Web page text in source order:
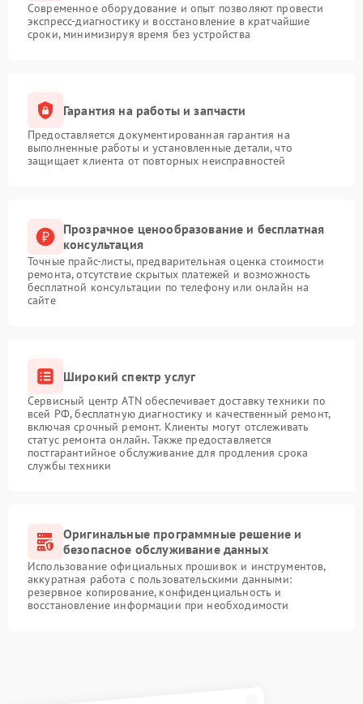
Современное оборудование и опыт позволяют провести
экспресс-диагностику и восстановление в кратчайшие
сроки, минимизируя время без устройства
Гарантия на работы и запчасти
Предоставляется документированная гарантия на
выполненные работы и установленные детали, что
защищает клиента от повторных неисправностей
Прозрачное ценообразование и бесплатная
консультация
Точные прайс-листы, предварительная оценка стоимости
ремонта, отсутствие скрытых платежей и возможность
бесплатной консультации по телефону или онлайн на
сайте
Широкий спектр услуг
Сервисный центр ATN обеспечивает доставку техники по
всей РФ, бесплатную диагностику и качественный ремонт,
включая срочный ремонт. Клиенты могут отслеживать
статус ремонта онлайн. Также предоставляется
постгарантийное обслуживание для продления срока
службы техники
Оригинальные программные решение и
безопасное обслуживание данных
Использование официальных прошивок и инструментов,
аккуратная работа с пользовательскими данными:
резервное копирование, конфиденциальность и
восстановление информации при необходимости